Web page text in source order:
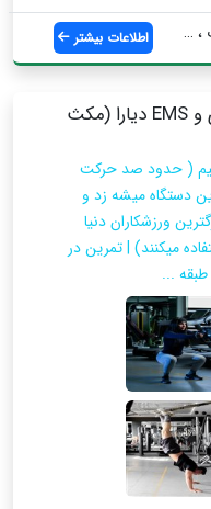
اطلاعات بیشتر
باشگاه بدنسازی و EMS دیارا (مکث
( حدود صد حرکت
دستگاه میشه زد و
ورزشکاران دنیا
میکنند) | تمرین در
...